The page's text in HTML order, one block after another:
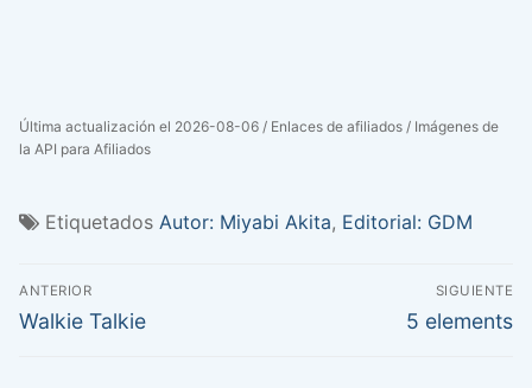
Última actualización el 2026-08-06 / Enlaces de afiliados / Imágenes de
la API para Afiliados
Etiquetados Autor: Miyabi Akita, Editorial: GDM
Navegación
de
ANTERIOR
Entrada
Walkie Talkie
SIGUIENTE
Entrada
5 elements